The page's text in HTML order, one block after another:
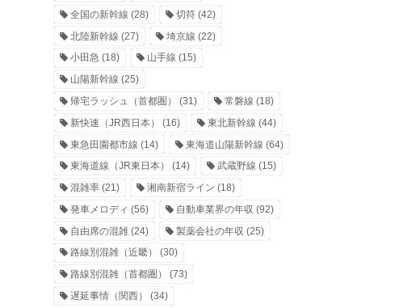
全国の新幹線 (28) 切符(42)
北陸新幹線 (27) 埼京線 (22)
小田急 (18) 山手線 (15)
山陽新幹線 (25)
帰宅ラッシュ（首都圏）
(31) 常磐線 (18)
新快速（JR西日本）
(16) 東北新幹線 (44)
東急田園都市線 (14) 東海道山陽新幹線 (64)
東海道線（JR東日本）
(14) 武蔵野線 (15)
混雑率 (21) 湘南新宿ライン (18)
発車メロディ (56) 自動車業界の年収 (92)
自由席の混雑 (24) 製薬会社の年収 (25)
路線別混雑（近畿）
(30)
路線別混雑（首都圏）
(73)
遅延事情（関西）
(34)